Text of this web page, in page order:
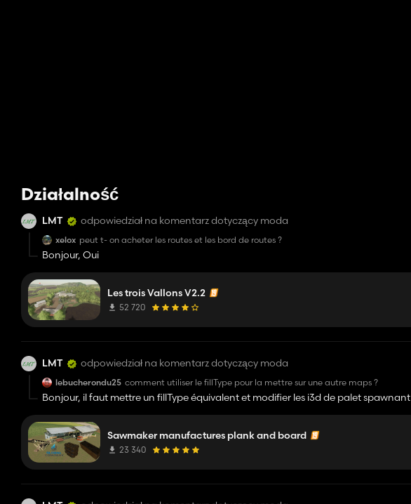
Działalność
LMT odpowiedział na komentarz dotyczący moda
xelox peut t- on acheter les routes et les bord de routes ?
Bonjour, Oui
Les trois Vallons V2.2
52 720
LMT odpowiedział na komentarz dotyczący moda
lebucherondu25 comment utiliser le fillType pour la mettre sur une autre maps ?
Bonjour, il faut mettre un fillType équivalent et modifier les i3d de palet spawnant
Sawmaker manufactures plank and board
23 340